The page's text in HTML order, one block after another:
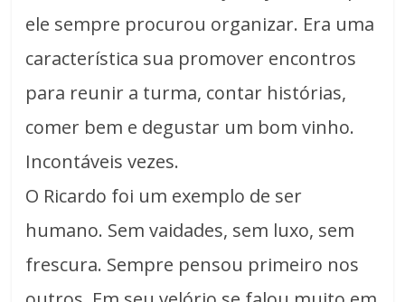
ele sempre procurou organizar. Era uma
característica sua promover encontros
para reunir a turma, contar histórias,
comer bem e degustar um bom vinho.
Incontáveis vezes.
O Ricardo foi um exemplo de ser
humano. Sem vaidades, sem luxo, sem
frescura. Sempre pensou primeiro nos